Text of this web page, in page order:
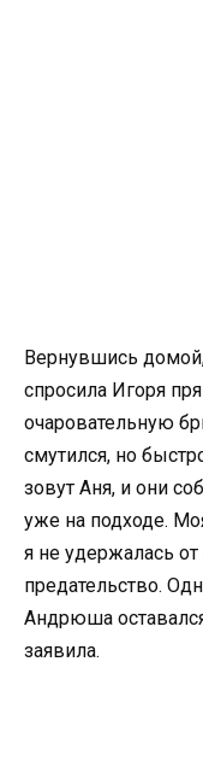
Вернувшись домой,
спросила Игоря
очаровательную
смутился, но
зовут Аня, и они
уже на подходе.
я не удержалась
предательство.
Андрюша
заявила.